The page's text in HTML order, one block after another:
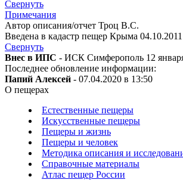
Свернуть
Примечания
Автор описания/отчет Троц В.С.
Введена в кадастр пещер Крыма 04.10.2011
Свернуть
Внес в ИПС - ИСК Симферополь 12
Последнее обновление информации:
Папий Алексей - 07.04.2020 в 13:50
О пещерах
Естественные пещеры
Искусственные пещеры
Пещеры и жизнь
Пещеры и человек
Методика описания и
Справочные материалы
Атлас пещер России